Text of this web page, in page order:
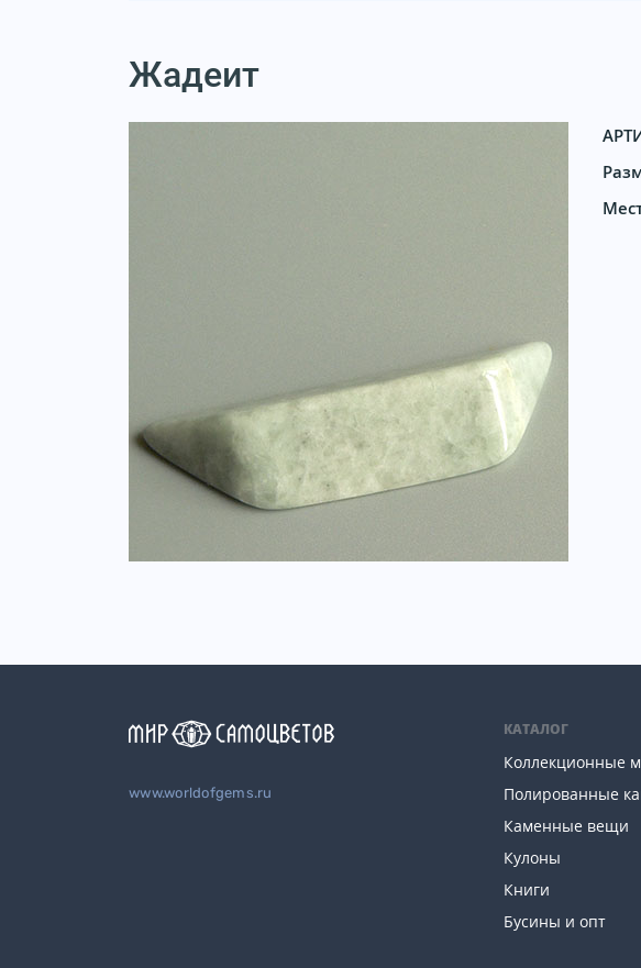
Жадеит
www.worldofgems.ru
КАТАЛОГ
Коллекционные
Полированные
Каменные вещи
Кулоны
Книги
Бусины и опт